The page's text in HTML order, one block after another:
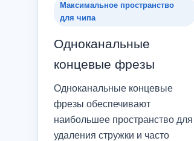
Максимальное пространство
для чипа
Одноканальные
концевые фрезы
Одноканальные концевые
фрезы обеспечивают
наибольшее пространство для
удаления стружки и часто